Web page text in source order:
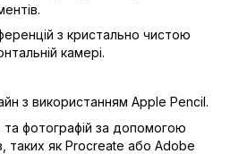
з кристально чистою
камері.
з використанням Apple Pencil.
та фотографій за допомогою
таких як Procreate або Adobe